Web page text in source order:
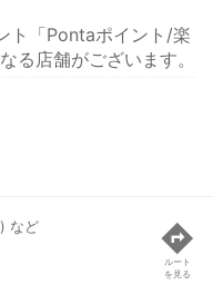
ト「Pontaポイント/楽
る店舗がございます。
など
ルート
を見る